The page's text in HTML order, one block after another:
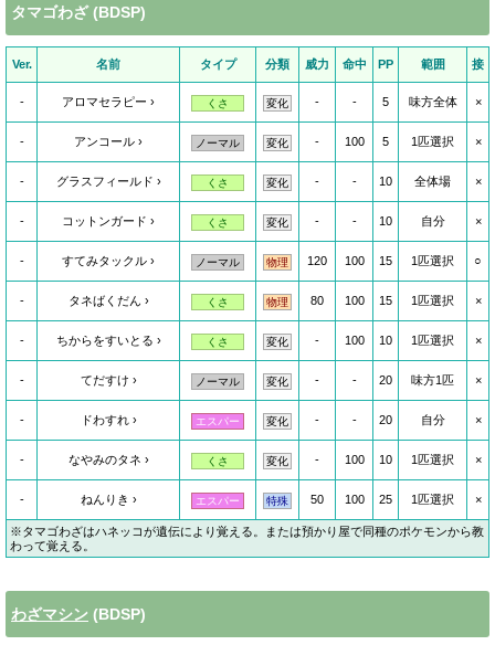
タマゴわざ (BDSP)
Ver. 名前 タイプ 分類 威力 命中 PP 範囲 接
- アロマセラピー くさ 変化 - - 5 味方全体 ×
- アンコール ノーマル 変化 - 100 5 1匹選択 ×
- グラスフィールド くさ 変化 - - 10 全体場 ×
- コットンガード くさ 変化 - - 10 自分 ×
- すてみタックル ノーマル 物理 120 100 15 1匹選択 ○
- タネばくだん くさ 物理 80 100 15 1匹選択 ×
- ちからをすいとる くさ 変化 - 100 10 1匹選択 ×
- てだすけ ノーマル 変化 - - 20 味方1匹 ×
- ドわすれ エスパー 変化 - - 20 自分 ×
- なやみのタネ くさ 変化 - 100 10 1匹選択 ×
- ねんりき エスパー 特殊 50 100 25 1匹選択 ×
※タマゴわざはハネッコが遺伝により覚える。または預かり屋で同種のポケモンから教
わって覚える。
わざマシン (BDSP)